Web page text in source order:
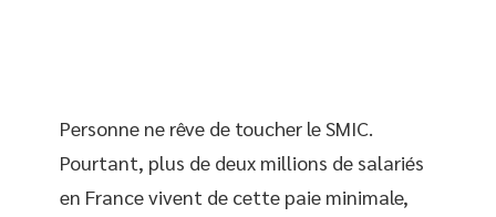
Personne ne rêve de toucher le SMIC.
Pourtant, plus de deux millions de salariés
en France vivent de cette paie minimale,